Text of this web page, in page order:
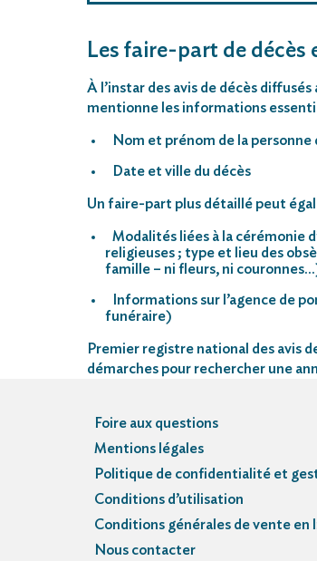
Les faire-part de décès
À l’instar des avis de décès
mentionne les informations
Nom et prénom de la personne
Date et ville du décès
Un faire-part plus détaillé peut
Modalités liées à la cérémonie
religieuses ; type et lieu des
famille – ni fleurs, ni
Informations sur l’agence de
funéraire)
Premier registre national des avis
démarches pour rechercher une
Foire aux questions
Mentions légales
Politique de confidentialité et
Conditions d’utilisation
Conditions générales de vente en
Nous contacter